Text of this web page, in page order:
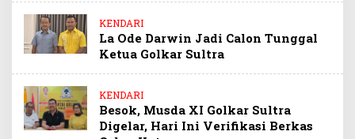
KENDARI
La Ode Darwin Jadi Calon Tunggal
Ketua Golkar Sultra
KENDARI
Besok, Musda XI Golkar Sultra
Digelar, Hari Ini Verifikasi Berkas